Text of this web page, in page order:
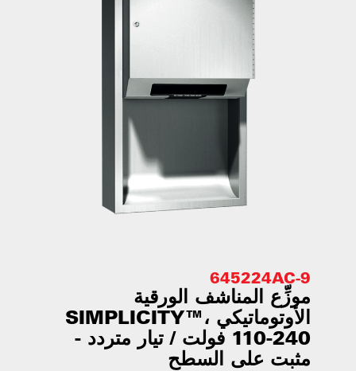
645224AC-9
موزِّع المناشف الورقية
الأوتوماتيكي SIMPLICITY™،
110-240 فولت / تيار متردد -
مثبت على السطح